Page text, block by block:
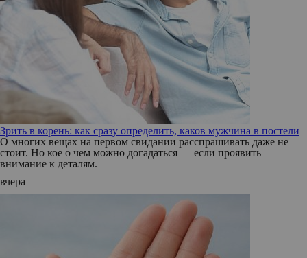
Зрить в корень: как сразу определить, каков мужчина в постели
О многих вещах на первом свидании расспрашивать даже не
стоит. Но кое о чем можно догадаться — если проявить
внимание к деталям.
вчера